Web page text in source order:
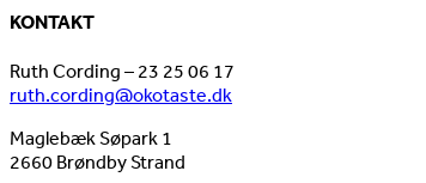
KONTAKT
Ruth Cording – 23 25 06 17
ruth.cording@okotaste.dk
Maglebæk Søpark 1
2660 Brøndby Strand